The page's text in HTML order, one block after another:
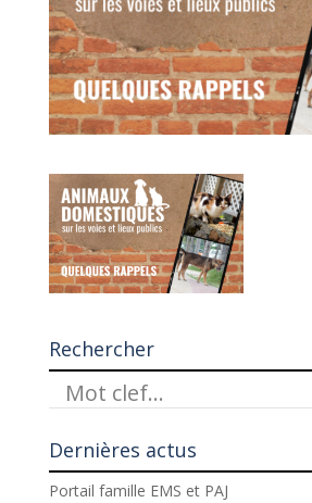
Rechercher
Dernières actus
Portail famille EMS et PAJ